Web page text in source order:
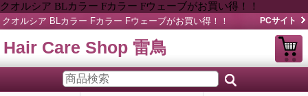
クオルシア BLカラー Fカラー Fウェーブがお買い得！！
クオルシア BLカラー Fカラー Fウェーブがお買い得！！ PCサイト
Hair Care Shop 雷鳥